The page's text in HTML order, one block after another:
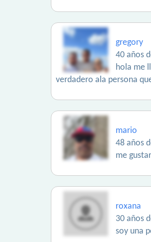
gregory
40 años
hola me
verdadero ala persona
mario
48 años
me
roxana
30 años
soy una